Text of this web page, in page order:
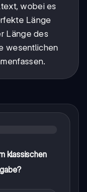
wobei es
Länge
Länge des
wesentlichen
klassischen